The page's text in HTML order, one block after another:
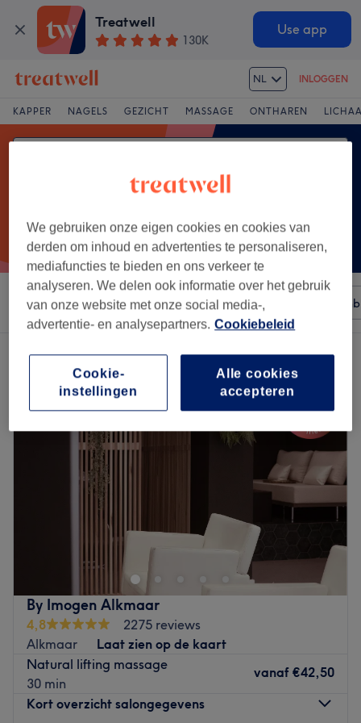
Treatwell
130K
Use app
NL INLOGGEN
KAPPER NAGELS GEZICHT MASSAGE ONTHAREN
Sorteer op Elke prijs Merken Salons
Een salon met:caci ultimate in Alkmaar
By Imogen Alkmaar
4,8
2275 reviews
Alkmaar
Laat zien op de kaart
Natural lifting massage
30 min
vanaf €42,50
Kort overzicht salongegevens
We gebruiken onze eigen cookies en cookies van
derden om inhoud en advertenties te personaliseren,
mediafuncties te bieden en ons verkeer te
analyseren. We delen ook informatie over het gebruik
van onze website met onze social media-,
advertentie- en analysepartners. Cookiebeleid
Alle cookies
accepteren
Cookie-
instellingen